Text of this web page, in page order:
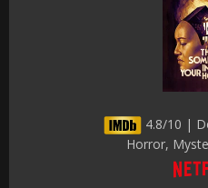
4.8/10 |
Horror,